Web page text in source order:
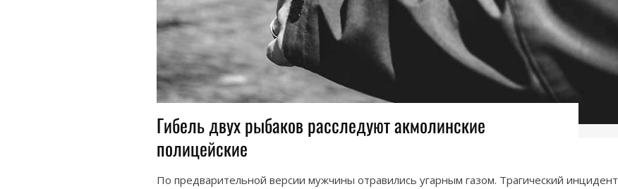
Гибель двух рыбаков расследуют акмолинские
полицейские
По предварительной версии мужчины отравились угарным газом. Трагический инцидент